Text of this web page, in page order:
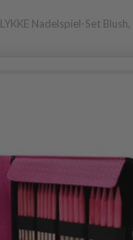
LYKKE Nadelspiel-Set